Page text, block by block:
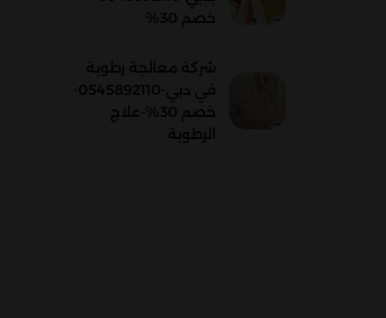
خصم 30%
شركة معالجة رطوبة
خصم 30%-علاج
الرطوبة